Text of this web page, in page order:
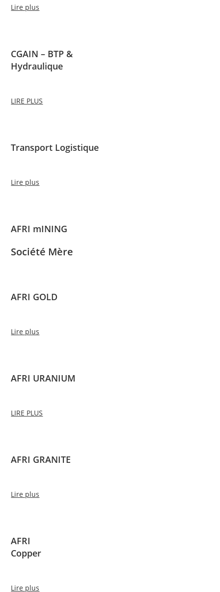
Lire plus
CGAIN – BTP &
Hydraulique
LIRE PLUS
Transport Logistique
Lire plus
AFRI mINING
Société Mère
AFRI GOLD
Lire plus
AFRI URANIUM
LIRE PLUS
AFRI GRANITE
Lire plus
AFRI
Copper
Lire plus